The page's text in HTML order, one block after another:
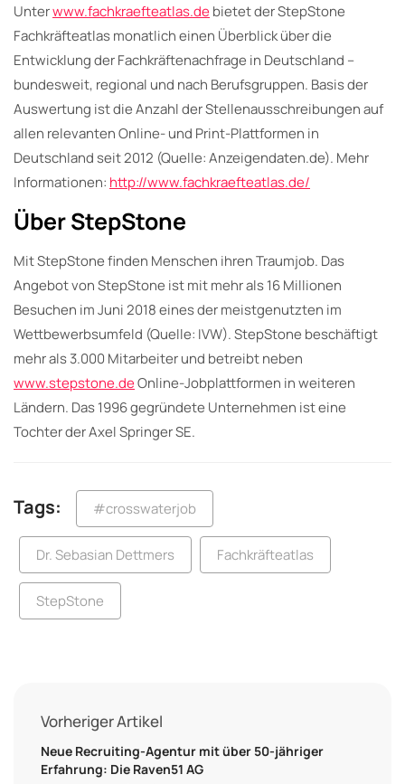
Unterwww.fachkraefteatlas.debietet der StepStone
Fachkräfteatlas monatlich einen Überblick über die
Entwicklung der Fachkräftenachfrage in Deutschland –
bundesweit, regional und nach Berufsgruppen. Basis der
Auswertung ist die Anzahl der Stellenausschreibungen auf
allen relevanten Online- und Print-Plattformen in
Deutschland seit 2012 (Quelle: Anzeigendaten.de). Mehr
Informationen: http://www.fachkraefteatlas.de/
Über StepStone
Mit StepStone finden Menschen ihren Traumjob. Das
Angebot von StepStone ist mit mehr als 16 Millionen
Besuchen im Juni 2018 eines der meistgenutzten im
Wettbewerbsumfeld (Quelle: IVW). StepStone beschäftigt
mehr als 3.000 Mitarbeiter und betreibt neben
www.stepstone.deOnline-Jobplattformen in weiteren
Ländern. Das 1996 gegründete Unternehmen ist eine
Tochter der Axel Springer SE.
Tags: #crosswaterjob
Dr. Sebasian Dettmers Fachkräfteatlas
StepStone
Vorheriger Artikel
Neue Recruiting-Agentur mit über 50-jähriger
Erfahrung: Die Raven51 AG